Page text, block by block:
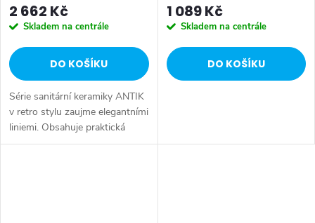
2 662 Kč
Skladem na centrále
DO KOŠÍKU
Série sanitární keramiky ANTIK
v retro stylu zaujme elegantními
liniemi. Obsahuje praktická
umyvadla s odkladnými
1 089 Kč
Skladem na centrále
DO KOŠÍKU